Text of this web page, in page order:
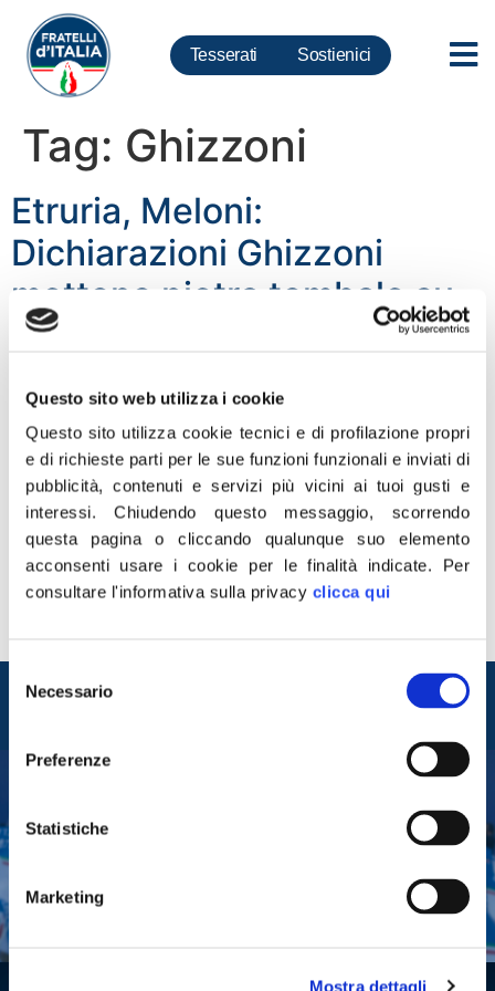
Questo sito web utilizza i cookie
Questo sito utilizza cookie tecnici e di profilazione propri
e di richieste parti per le sue funzioni funzionali e inviati di
pubblicità, contenuti e servizi più vicini ai tuoi gusti e
interessi.Chiudendo questo messaggio, scorrendo
questa pagina o cliccando qualunque suo elemento
acconsenti usare i cookie per le finalità indicate. Per
consultare l'informativa sulla privacy clicca qui
delNecessario
Preferenze
Statistiche
Marketing
Mostra dettagli
Tesserati Sostienici
Tag: Ghizzoni
Etruria, Meloni:
Dichiarazioni Ghizzoni
mettono pietra tombale su
credibilità Renzi e Boschi.
ad Arezzo
“Dichiarazioni Gravissime da parte di Ghizzoni. L’ex
Amministratore di Unicredit conferma un maldestro
interessamento del giglio magico per le sorti di Banca
Etruria. Un quadro opaco che mette una pietra tombale
sulla credibilità politica di Renzi e della Boschi. Verrebbe
da chiedere ancora le dimissioni della sottosegretaria,
Entra nel mondo di